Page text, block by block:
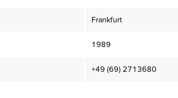
Frankfurt
1989
+49 (69) 2713680